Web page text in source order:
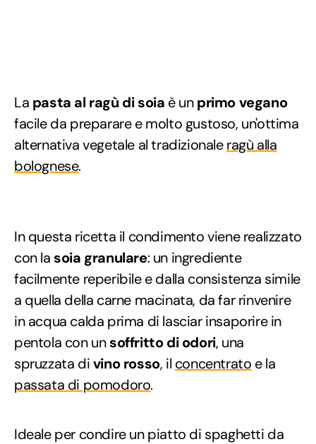
La pasta al ragù di soia è unprimovegano
facile da preparare e molto gustoso, un'ottima
alternativa vegetale al tradizionaleragù alla
bolognese.
In questa ricetta il condimento viene realizzato
con la soia granulare: un ingrediente
facilmente reperibile e dalla consistenza simile
a quella della carne macinata, da far rinvenire
in acqua calda prima di lasciar insaporire in
pentola con unsoffritto di odori, una
spruzzata divino rosso, il concentrato e la
passata di pomodoro.
Ideale per condire un piatto di spaghetti da